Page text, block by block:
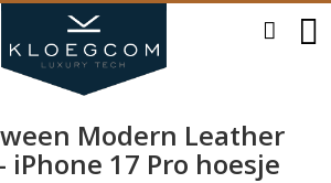
Modern Leather
iPhone 17 Pro hoesje